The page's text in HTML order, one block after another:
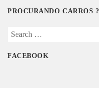
PROCURANDO CARROS ?
Search
FACEBOOK